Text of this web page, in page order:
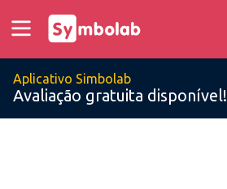
Aplicativo Simbolab
Avaliação gratuita disponível!